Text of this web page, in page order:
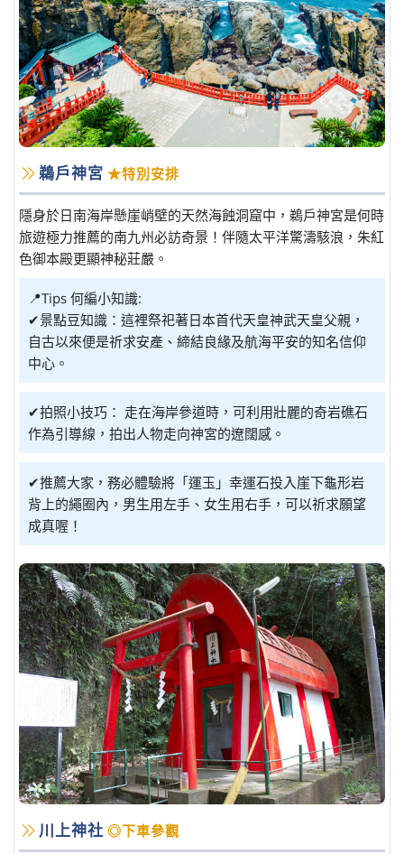
鵜戶神宮 ★特別安排
隱身於日南海岸懸崖峭壁的天然海蝕洞窟中，鵜戶神宮是何時
旅遊極力推薦的南九州必訪奇景！伴隨太平洋驚濤駭浪，朱紅
色御本殿更顯神秘莊嚴。
📍Tips 何編小知識:
✔景點豆知識：這裡祭祀著日本首代天皇神武天皇父親，
自古以來便是祈求安產、締結良緣及航海平安的知名信仰
中心。
✔拍照小技巧： 走在海岸參道時，可利用壯麗的奇岩礁石
作為引導線，拍出人物走向神宮的遼闊感。
✔推薦大家，務必體驗將「運玉」幸運石投入崖下龜形岩
背上的繩圈內，男生用左手、女生用右手，可以祈求願望
成真喔！
川上神社 ◎下車參觀